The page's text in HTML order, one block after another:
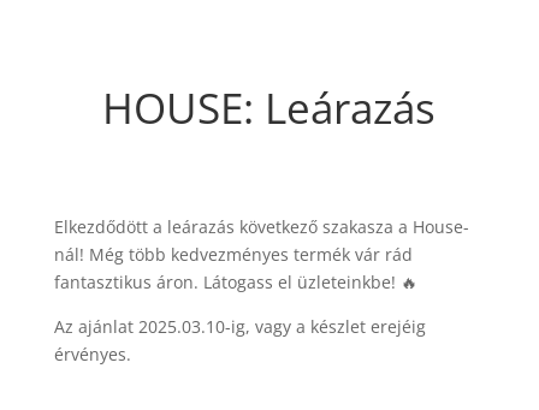
HOUSE: Leárazás
Elkezdődött a leárazás következő szakasza a House-
nál! Még több kedvezményes termék vár rád
fantasztikus áron. Látogass el üzleteinkbe! 🔥
Az ajánlat 2025.03.10-ig, vagy a készlet erejéig
érvényes.